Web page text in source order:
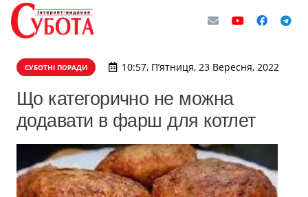
СУБОТНІ ПОРАДИ 10:57, П’ятниця, 23 Вересня, 2022
Що категорично не можна
додавати в фарш для котлет